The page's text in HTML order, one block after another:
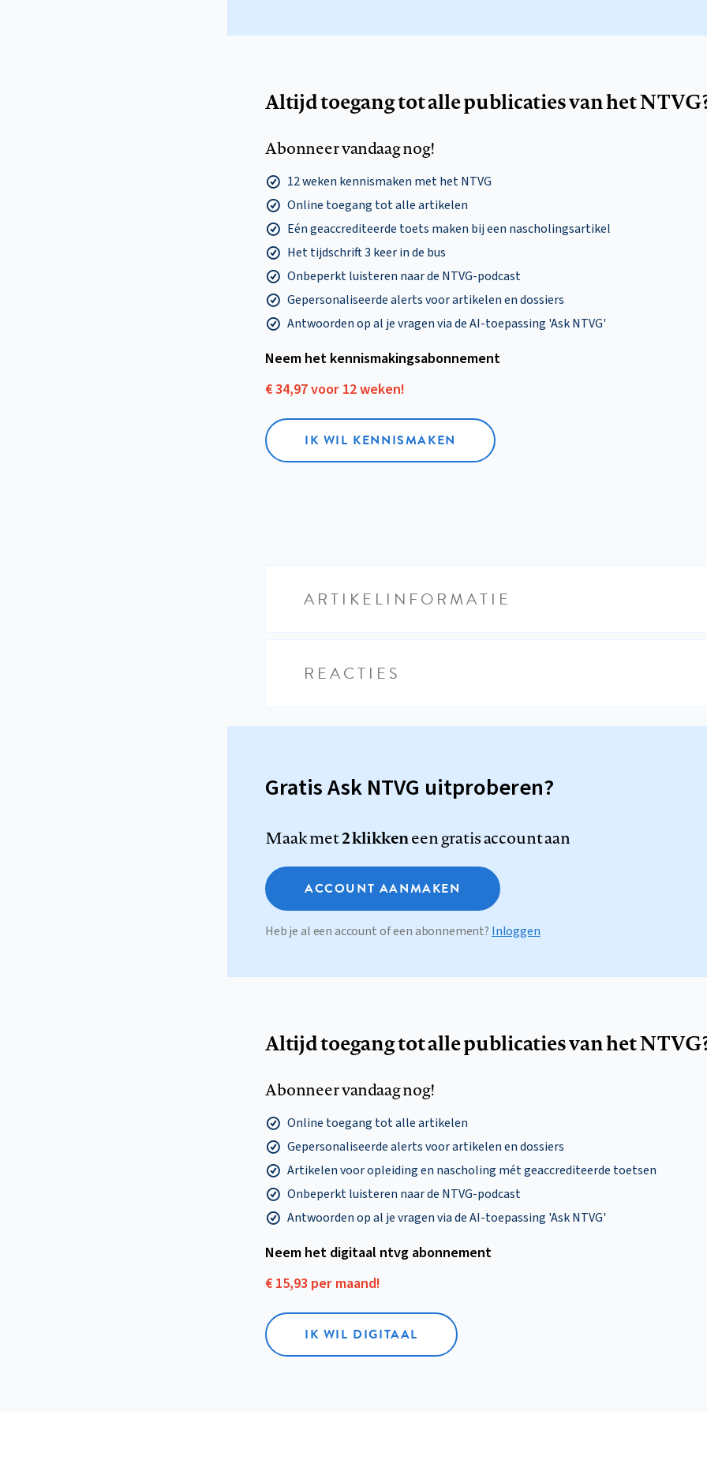
Altijd toegang tot alle publicaties van het
Abonneer vandaag nog!
12 weken kennismaken met het NTVG
Online toegang tot alle artikelen
Eén geaccrediteerde toets maken bij een nascholingsartikel
Het tijdschrift 3 keer in de bus
Onbeperkt luisteren naar de NTVG-podcast
Gepersonaliseerde alerts voor artikelen en dossiers
Antwoorden op al je vragen via de AI-toepassing 'Ask NTVG'
Neem het kennismakings­abonnement
€ 34,97 voor 12 weken!
IK WIL KENNISMAKEN
ARTIKELINFORMATIE
REACTIES
Gratis Ask NTVG uitproberen?
Maak met2 klikkeneen gratis account aan
ACCOUNT AANMAKEN
Heb je al een account of een abonnement? Inloggen
Altijd toegang tot alle publicaties van het
Abonneer vandaag nog!
Online toegang tot alle artikelen
Gepersonaliseerde alerts voor artikelen en dossiers
Artikelen voor opleiding en nascholing mét geaccrediteerde toetsen
Onbeperkt luisteren naar de NTVG-podcast
Antwoorden op al je vragen via de AI-toepassing 'Ask NTVG'
Neem het digitaal ntvg abonnement
€ 15,93 per maand!
IK WIL DIGITAAL